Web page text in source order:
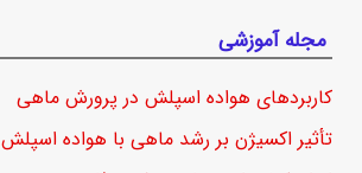
مجله آموزشی
کاربردهای هواده اسپلش در پرورش ماهی
تأثیر اکسیژن بر رشد ماهی با هواده اسپلش